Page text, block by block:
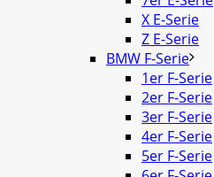
X E-Serie
Z E-Serie
BMW F-Serie
1er F-Serie
2er F-Serie
3er F-Serie
4er F-Serie
5er F-Serie